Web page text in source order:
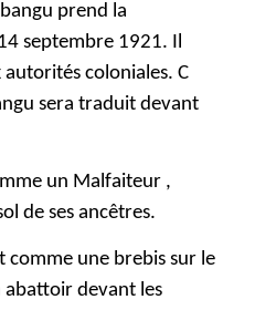
prend la
septembre 1921. Il
coloniales. C
sera traduit devant
un Malfaiteur ,
de ses ancêtres.
comme une brebis sur le
abattoir devant les